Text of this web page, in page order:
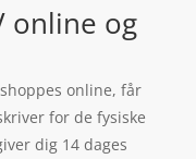
online og
online, får
for de fysiske
dig 14 dages